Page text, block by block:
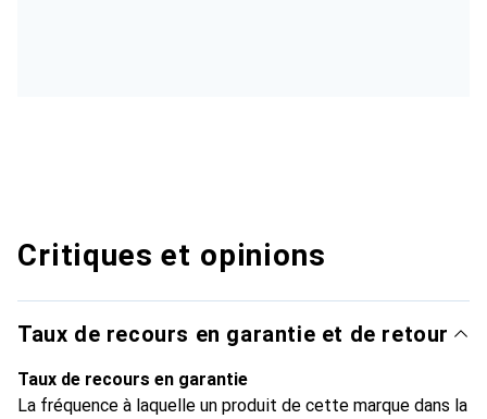
Critiques et opinions
Taux de recours en garantie et de retour
Taux de recours en garantie
La fréquence à laquelle un produit de cette marque dans la